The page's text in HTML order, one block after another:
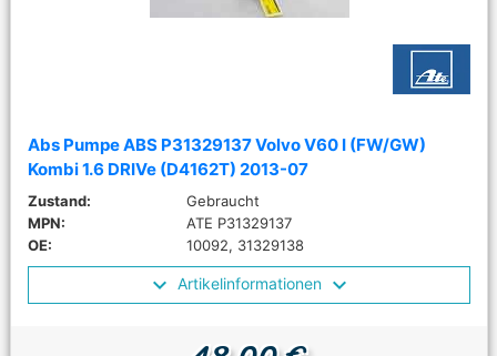
Abs Pumpe ABS P31329137 Volvo V60 I (FW/GW)
Kombi 1.6 DRIVe (D4162T) 2013-07
Zustand:
Gebraucht
MPN:
ATE P31329137
OE:
10092, 31329138
Artikelinformationen